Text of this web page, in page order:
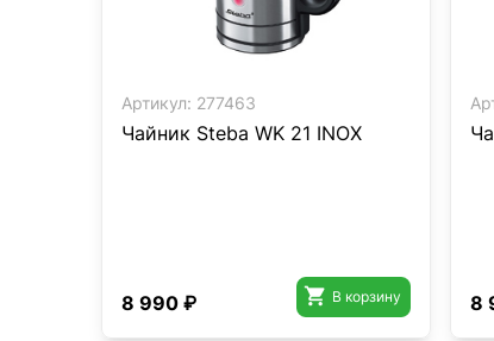
Артикул: 277463
Чайник Steba WK 21 INOX
8 990 ₽  В корзину 8